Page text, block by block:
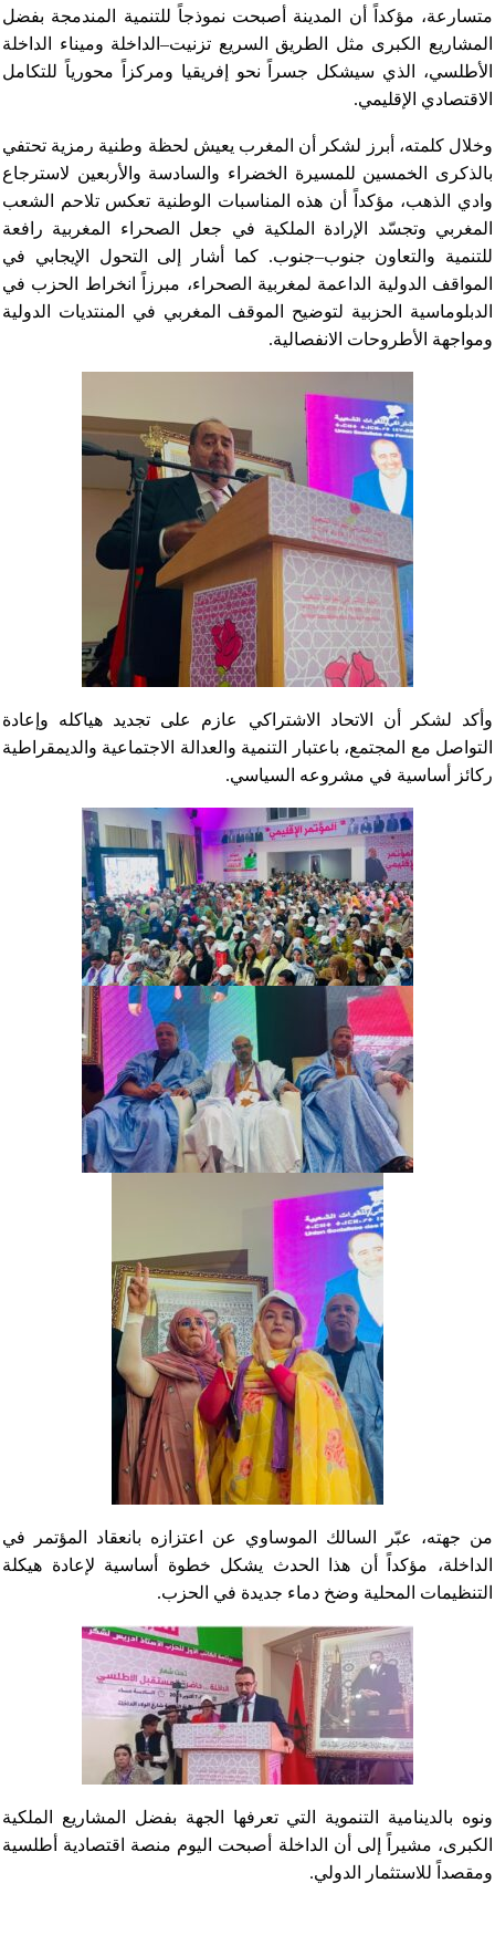
متسارعة، مؤكداً أن المدينة أصبحت نموذجاً للتنمية المندمجة بفضل
المشاريع الكبرى مثل الطريق السريع تزنيت–الداخلة وميناء الداخلة
الأطلسي، الذي سيشكل جسراً نحو إفريقيا ومركزاً محورياً للتكامل
الاقتصادي الإقليمي.
وخلال كلمته، أبرز لشكر أن المغرب يعيش لحظة وطنية رمزية تحتفي
بالذكرى الخمسين للمسيرة الخضراء والسادسة والأربعين لاسترجاع
وادي الذهب، مؤكداً أن هذه المناسبات الوطنية تعكس تلاحم الشعب
المغربي وتجسّد الإرادة الملكية في جعل الصحراء المغربية رافعة
للتنمية والتعاون جنوب–جنوب. كما أشار إلى التحول الإيجابي في
المواقف الدولية الداعمة لمغربية الصحراء، مبرزاً انخراط الحزب في
الدبلوماسية الحزبية لتوضيح الموقف المغربي في المنتديات الدولية
ومواجهة الأطروحات الانفصالية.
وأكد لشكر أن الاتحاد الاشتراكي عازم على تجديد هياكله وإعادة
التواصل مع المجتمع، باعتبار التنمية والعدالة الاجتماعية والديمقراطية
ركائز أساسية في مشروعه السياسي.
من جهته، عبّر السالك الموساوي عن اعتزازه بانعقاد المؤتمر في
الداخلة، مؤكداً أن هذا الحدث يشكل خطوة أساسية لإعادة هيكلة
التنظيمات المحلية وضخ دماء جديدة في الحزب.
ونوه بالدينامية التنموية التي تعرفها الجهة بفضل المشاريع الملكية
الكبرى، مشيراً إلى أن الداخلة أصبحت اليوم منصة اقتصادية أطلسية
ومقصداً للاستثمار الدولي.